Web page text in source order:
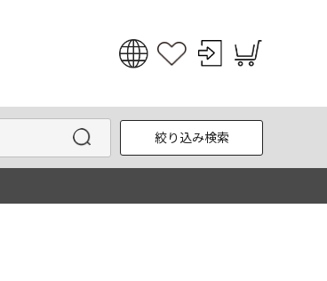
English
한국어
絞り込み検索